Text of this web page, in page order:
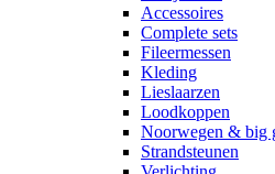
Accessoires
Complete sets
Fileermessen
Kleding
Lieslaarzen
Loodkoppen
Noorwegen & big
Strandsteunen